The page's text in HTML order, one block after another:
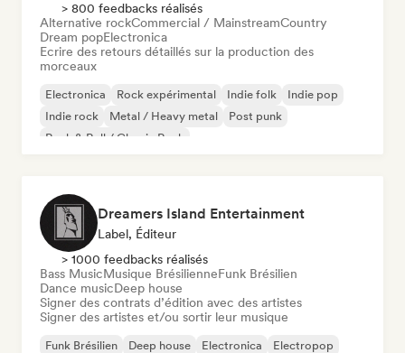
> 800 feedbacks réalisés
Alternative rockCommercial / MainstreamCountry
Dream popElectronica
Ecrire des retours détaillés sur la production des
morceaux
Electronica Rock expérimental Indie folk
Indie pop
Indie rock
Metal / Heavy metal
Post punk
Rock & Roll / Classic Rock
Dreamers Island Entertainment
Label, Éditeur
> 1000 feedbacks réalisés
Bass MusicMusique BrésilienneFunk Brésilien
Dance musicDeep house
Signer des contrats d’édition avec des artistes
Signer des artistes et/ou sortir leur musique
Funk Brésilien Deep house Electronica
Electropop